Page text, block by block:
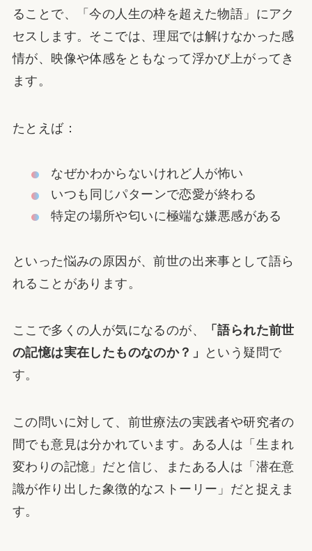
ることで、「今の人生の枠を超えた物語」にアク
セスします。そこでは、理屈では解けなかった感
情が、映像や体感をともなって浮かび上がってき
ます。
たとえば：
なぜかわからないけれど人が怖い
いつも同じパターンで恋愛が終わる
特定の場所や匂いに極端な嫌悪感がある
といった悩みの原因が、前世の出来事として語ら
れることがあります。
ここで多くの人が気になるのが、
「語られた前世
の記憶は実在したものなのか？」
という疑問で
す。
この問いに対して、前世療法の実践者や研究者の
間でも意見は分かれています。ある人は「生まれ
変わりの記憶」だと信じ、またある人は「潜在意
識が作り出した象徴的なストーリー」だと捉えま
す。